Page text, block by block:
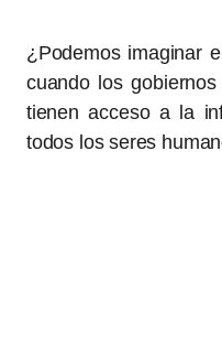
¿Podemos imaginar
cuando los
tienen acceso a la
todos los seres